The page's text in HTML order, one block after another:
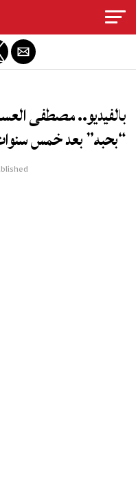
بالفيديو.. مصطفى
“بحبه” بعد خمس